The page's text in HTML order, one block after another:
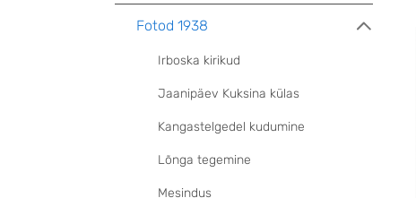
Fotod 1938
Irboska kirikud
Jaanipäev Kuksina külas
Kangastelgedel kudumine
Lõnga tegemine
Mesindus